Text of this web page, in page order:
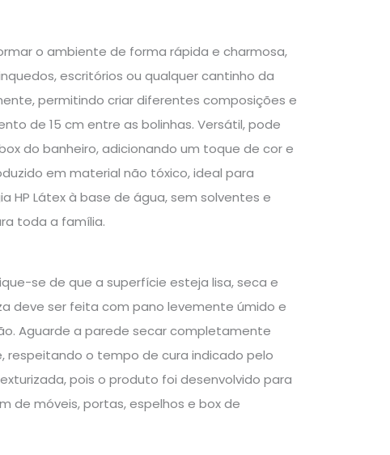
o ambiente de forma rápida e charmosa,
escritórios ou qualquer cantinho da
permitindo criar diferentes composições e
de 15 cm entre as bolinhas. Versátil, pode
do banheiro, adicionando um toque de cor e
em material não tóxico, ideal para
Látex à base de água, sem solventes e
toda a família.
se de que a superfície esteja lisa, seca e
deve ser feita com pano levemente úmido e
Aguarde a parede secar completamente
respeitando o tempo de cura indicado pelo
pois o produto foi desenvolvido para
de móveis, portas, espelhos e box de